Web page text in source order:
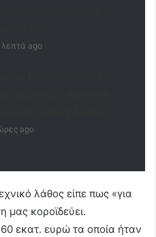
λεπτά ago
ago
λάθος είπε πως «για
μας κοροϊδεύει.
εκατ. ευρώ τα οποία ήταν